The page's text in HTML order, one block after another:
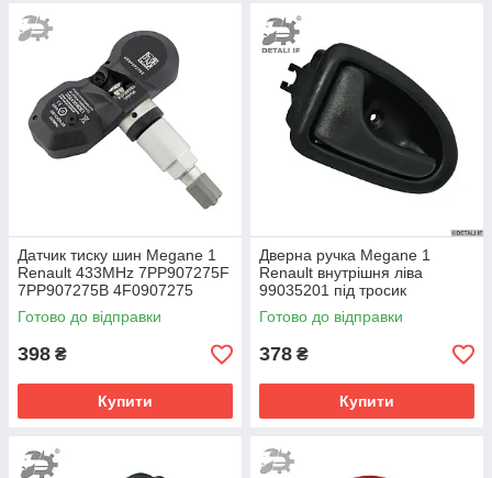
Датчик тиску шин Megane 1
Renault 433MHz 7PP907275F
7PP907275B 4F0907275
4F0907275D
Готово до відправки
398 ₴
Купити
Дверна ручка Megane 1
Renault внутрішня ліва
99035201 під тросик
Готово до відправки
378 ₴
Купити